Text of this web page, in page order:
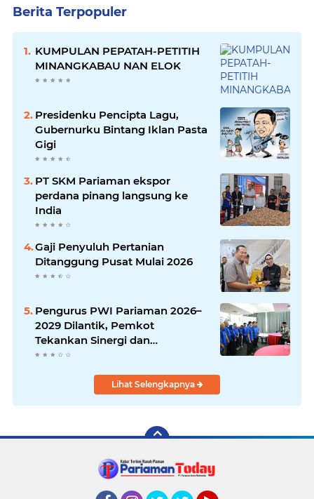
Berita Terpopuler
KUMPULAN PEPATAH-PETITIH
MINANGKABAU NAN ELOK
Presidenku Pencipta Lagu,
Gubernurku Bintang Iklan Pasta
Gigi
PT SKM Pariaman ekspor
perdana pinang langsung ke
India
Gaji Penyuluh Pertanian
Ditanggung Pusat Mulai 2026
Pengurus PWI Pariaman 2026–
2029 Dilantik, Pemkot
Tekankan Sinergi dan
Profesionalisme Pers
Lihat Selengkapnya